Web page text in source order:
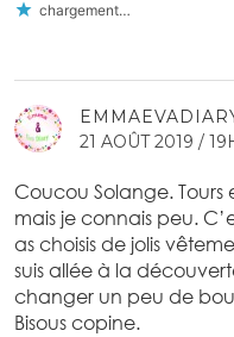
chargement…
21 AOÛT 2019 /
Coucou Solange.
mais je connais peu.
as choisis de jolis
suis allée à la
changer un peu de
Bisous copine.